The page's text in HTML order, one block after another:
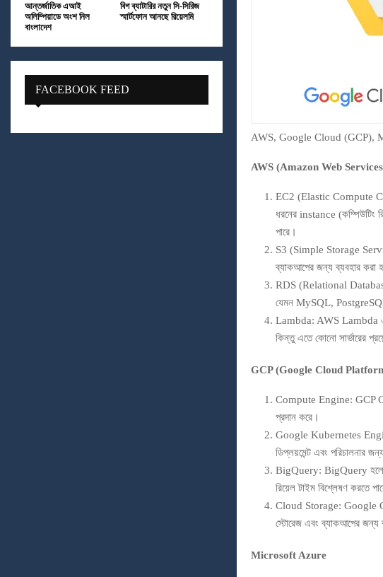
AWS, Google Cloud (GCP),
AWS (Amazon Web
EC2 (Elastic Compute
ধরনের instance (কম্পিউটিং
পারে।
S3 (Simple Storage
ব্যাকআপের জন্য ব্যবহার করা
RDS (Relational Database
যেমন MySQL,
Lambda: AWS Lambda
কিন্তু এতে কোনো সার্ভারের
GCP (Google Cloud
Compute Engine: GCP
প্রদান করে।
Google Kubernetes
ডিপ্লয়মেন্ট এবং পরিচালনার
BigQuery: BigQuery হলো
রিয়েল টাইম বিশ্লেষণ করতে
Cloud Storage: Google
স্টোরেজ এবং ব্যাকআপের জন্য
Microsoft Azure
আন্তর্জাতিক এআই
অলিম্পিয়াডে অংশ নিল
বাংলাদেশ
বিগ ব্যাটারির নতুন সি-সিরিজ
স্মার্টফোন আনছে রিয়েলমি
FACEBOOK FEED